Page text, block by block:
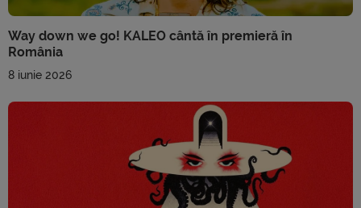
Way down we go! KALEO cântă în premieră în
România
8 iunie 2026